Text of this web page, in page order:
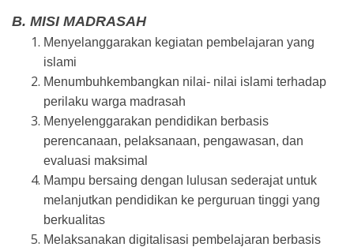
B. MISI MADRASAH
Menyelanggarakan kegiatan pembelajaran yang
islami
Menumbuhkembangkan nilai- nilai islami terhadap
perilaku warga madrasah
Menyelenggarakan pendidikan berbasis
perencanaan, pelaksanaan, pengawasan, dan
evaluasi maksimal
Mampu bersaing dengan lulusan sederajat untuk
melanjutkan pendidikan ke perguruan tinggi yang
berkualitas
Melaksanakan digitalisasi pembelajaran berbasis